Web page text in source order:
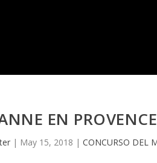
EN
| May 15, 2018 | CONCURSO DEL